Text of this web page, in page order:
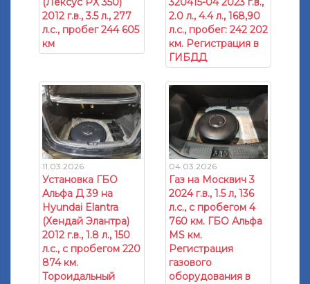
2012 г.в., 3.5 л., 277
л.с., пробег 244 605
км
2.0 л., 4.4 л., 168,90
л.с., пробег: 242 202
км. Регистрация в
ГИБДД
11.03.2026
Установка ГБО
Альфа Д 39 на
Hyundai Elantra
(Хендай Элантра)
2012 г.в., 1.8 л., 150
л.с., с пробегом 220
874 км.
Тороидальный
04.03.2026
Газ на Москвич 3
2024 г.в., 1.5 л, 136
л.с., с пробегом 4
760 км. ГБО Альфа
МS км.
Регистрация
газового
оборудования в